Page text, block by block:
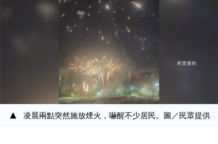
凌晨兩點突然施放煙火，嚇醒不少居民。圖／民眾提供